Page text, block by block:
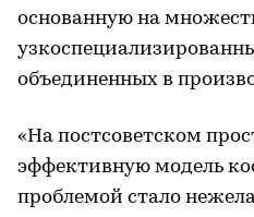
основанную на
объединенных в
«На постсоветском
эффективную модель
проблемой стало